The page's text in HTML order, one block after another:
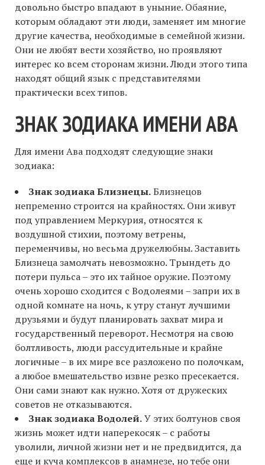
довольно быстро впадают в уныние. Обаяние,
которым обладают эти люди, заменяет им многие
другие качества, необходимые в семейной жизни.
Они не любят вести хозяйство, но проявляют
интерес ко всем сторонам жизни. Люди этого типа
находят общий язык с представителями
практически всех типов.
ЗНАК ЗОДИАКА ИМЕНИ АВА
Для имени Ава подходят следующие знаки
зодиака:
Знак зодиака Близнецы.Близнецов
непременно строится на крайностях. Они живут
под управлением Меркурия, относятся к
воздушной стихии, поэтому ветрены,
переменчивы, но весьма дружелюбны. Заставить
Близнеца замолчать невозможно. Трындеть до
потери пульса – это их тайное оружие. Поэтому
очень хорошо сходится с Водолеями – запри их в
одной комнате на ночь, к утру станут лучшими
друзьями и будут планировать захват мира и
государственный переворот. Несмотря на свою
болтливость, люди рассудительные и крайне
логичные – в их мире все разложено по полочкам,
а любое вмешательство извне резко пресекается.
Они сами знают как нужно. Хотя от дружеских
советов не отказываются.
Знак зодиака Водолей.У этих болтунов своя
жизнь может идти наперекосяк – с работы
уволили, личной жизни нет и не предвидится, да
еще и куча комплексов в анамнезе, но тебе они